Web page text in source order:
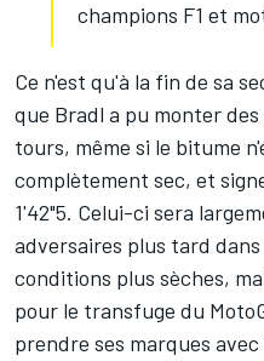
champions F1 et
Ce n'est qu'à la fin de sa
que Bradl a pu monter
tours, même si le bitume
complètement sec, et
1'42"5. Celui-ci sera
adversaires plus tard
conditions plus sèches,
pour le transfuge du
prendre ses marques